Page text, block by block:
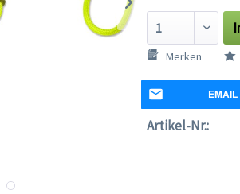
Merken
EMAIL
Artikel-Nr.: